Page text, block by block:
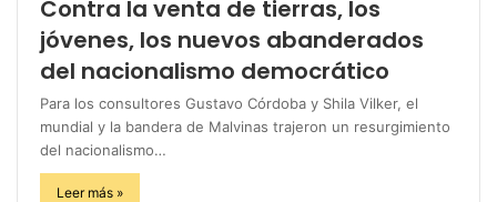
Contra la venta de tierras, los
jóvenes, los nuevos abanderados
del nacionalismo democrático
Para los consultores Gustavo Córdoba y Shila Vilker, el
mundial y la bandera de Malvinas trajeron un resurgimiento
del nacionalismo…
Leer más »